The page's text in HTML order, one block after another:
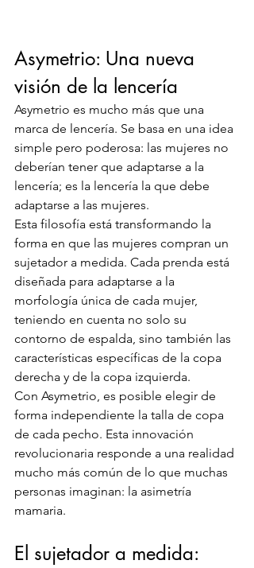
Asymetrio: Una nueva
visión de la lencería
Asymetrio es mucho más que una
marca de lencería. Se basa en una idea
simple pero poderosa: las mujeres no
deberían tener que adaptarse a la
lencería; es la lencería la que debe
adaptarse a las mujeres.
Esta filosofía está transformando la
forma en que las mujeres compran un
sujetador a medida. Cada prenda está
diseñada para adaptarse a la
morfología única de cada mujer,
teniendo en cuenta no solo su
contorno de espalda, sino también las
características específicas de la copa
derecha y de la copa izquierda.
Con Asymetrio, es posible elegir de
forma independiente la talla de copa
de cada pecho. Esta innovación
revolucionaria responde a una realidad
mucho más común de lo que muchas
personas imaginan: la asimetría
mamaria.
El sujetador a medida: